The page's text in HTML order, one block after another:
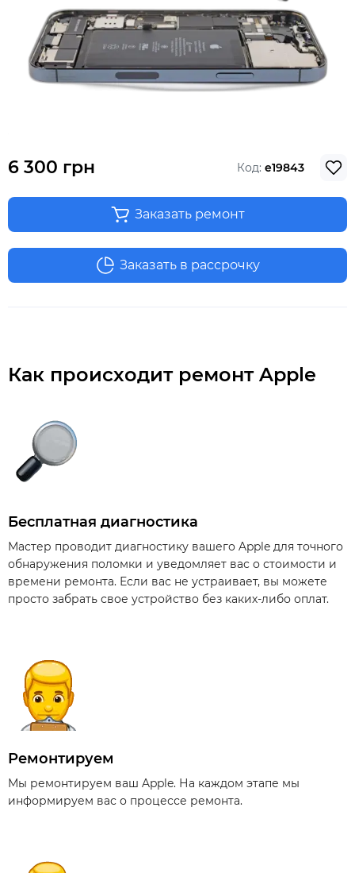
6 300 грн Код: e19843
Заказать ремонт
Заказать в рассрочку
Как происходит ремонт Apple
Бесплатная диагностика
Мастер проводит диагностику вашего Apple для точного
обнаружения поломки и уведомляет вас о стоимости и
времени ремонта. Если вас не устраивает, вы можете
просто забрать свое устройство без каких-либо оплат.
Ремонтируем
Мы ремонтируем ваш Apple. На каждом этапе мы
информируем вас о процессе ремонта.